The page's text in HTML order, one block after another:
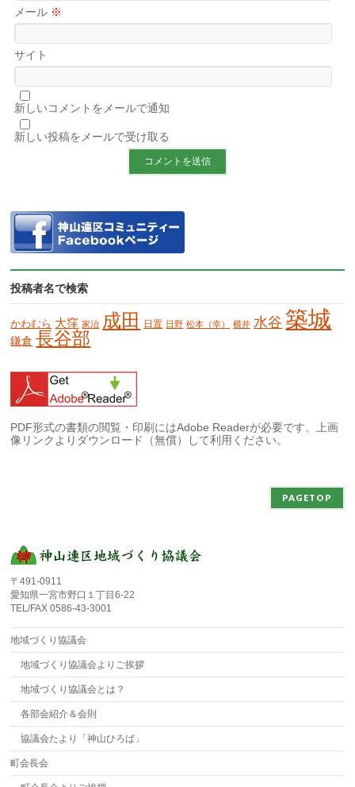
メール ※
サイト
新しいコメントをメールで通知
新しい投稿をメールで受け取る
投稿者名で検索
かわむら 大窪 家治 成田 日置 日野 松本（幸） 横井 水谷 築城
鎌倉 長谷部
PDF形式の書類の閲覧・印刷にはAdobe Readerが必要です。上画
像リンクよりダウンロード（無償）して利用ください。
PAGETOP
〒491-0911
愛知県一宮市野口１丁目6-22
TEL/FAX 0586-43-3001
地域づくり協議会
地域づくり協議会よりご挨拶
地域づくり協議会とは？
各部会紹介＆会則
協議会たより「神山ひろば」
町会長会